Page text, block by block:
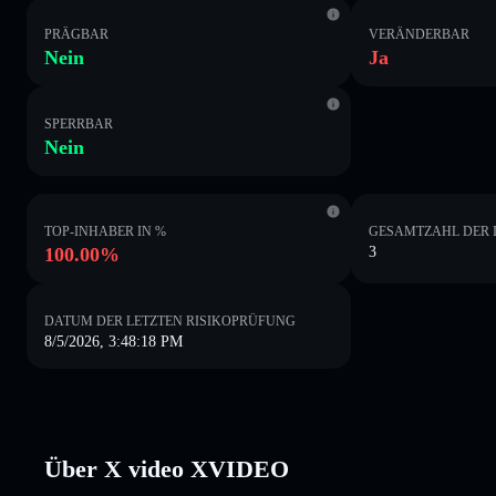
PRÄGBAR
Nein
VERÄNDERBAR
Ja
SPERRBAR
Nein
TOP-INHABER IN %
100.00%
GESAMTZAHL DER
3
DATUM DER LETZTEN RISIKOPRÜFUNG
8/5/2026, 3:48:18 PM
Über X video XVIDEO